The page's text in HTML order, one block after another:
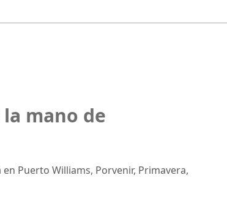
mano de
Puerto Williams, Porvenir, Primavera,